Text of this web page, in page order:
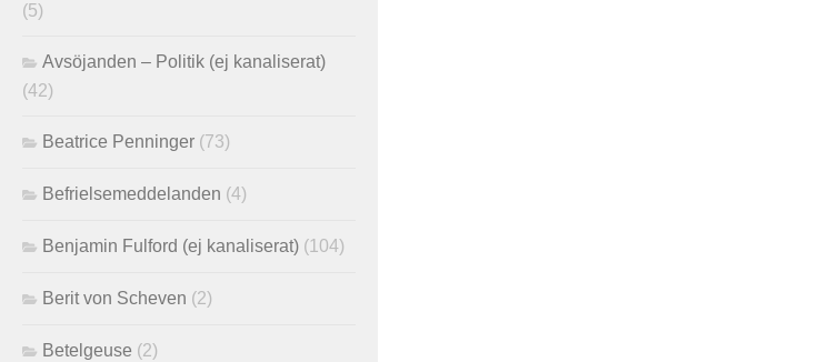
(5)
Avsöjanden – Politik (ej kanaliserat)
(42)
Beatrice Penninger (73)
Befrielsemeddelanden (4)
Benjamin Fulford (ej kanaliserat) (104)
Berit von Scheven (2)
Betelgeuse (2)